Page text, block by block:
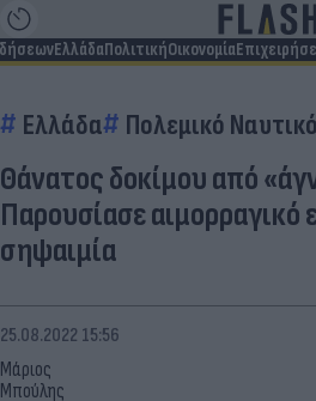
ΕλλάδαΠολιτικήΟικονομία
Ελλάδα Πολεμικό Ναυτικό
Θάνατος δοκίμου από
Παρουσίασε αιμορραγικό
σηψαιμία
Μάριος
Μπούλης
25.08.2022 15:56